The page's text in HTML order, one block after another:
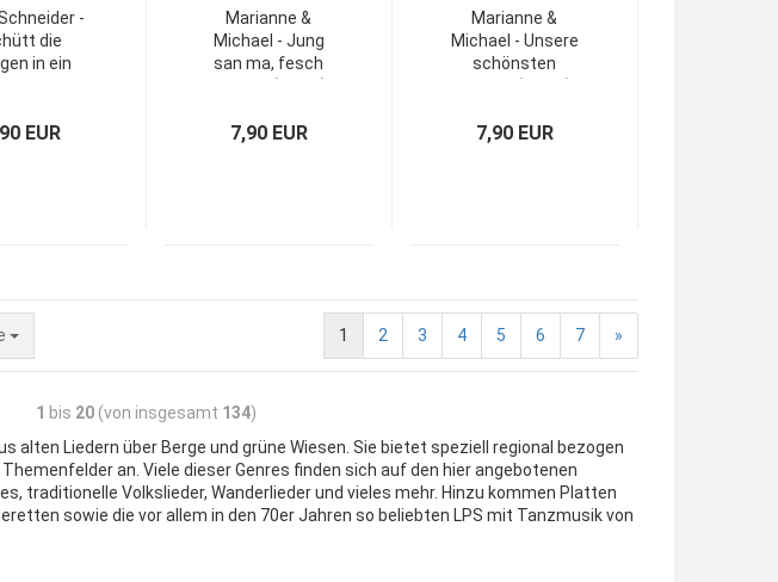
-
die
in ein
EUR
Marianne &
Michael - Jung
san ma, fesch
7,90 EUR
Marianne &
Michael - Unsere
schönsten
7,90 EUR
1 2 3 4 5 6 7 »
1 bis 20 (von insgesamt 134)
alten Liedern über Berge und grüne Wiesen. Sie bietet speziell regional bezogen
an. Viele dieser Genres finden sich auf den hier angebotenen
traditionelle Volkslieder, Wanderlieder und vieles mehr. Hinzu kommen Platten
sowie die vor allem in den 70er Jahren so beliebten LPS mit Tanzmusik von